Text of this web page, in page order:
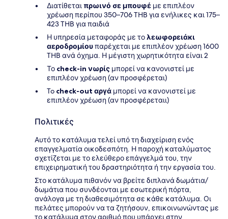
Διατίθεταιπρωινό σε μπουφέ με επιπλέον
χρέωση περίπου 350–706 THB για ενήλικες και 175–
423 THB για παιδιά
Η υπηρεσία μεταφοράς με τολεωφορειάκι
αεροδρομίουπαρέχεται με επιπλέον χρέωση 1600
THB ανά όχημα. Η μέγιστη χωρητικότητα είναι 2
Το check-in νωρίς μπορεί να κανονιστεί με
επιπλέον χρέωση (αν προσφέρεται)
To check-out αργά μπορεί να κανονιστεί με
επιπλέον χρέωση (αν προσφέρεταιι)
Πολιτικές
Αυτό το κατάλυμα τελεί υπό τη διαχείριση ενός
επαγγελματία οικοδεσπότη. Η παροχή καταλύματος
σχετίζεται με το ελεύθερο επάγγελμά του, την
επιχειρηματική του δραστηριότητα ή την εργασία του.
Στο κατάλυμα πιθανόν να βρείτε διπλανά δωμάτια/
δωμάτια που συνδέονται με εσωτερική πόρτα,
ανάλογα με τη διαθεσιμότητα σε κάθε κατάλυμα. Οι
πελάτες μπορούν να τα ζητήσουν, επικοινωνώντας με
το κατάλυμα στον αριθμό που υπάρχει στην